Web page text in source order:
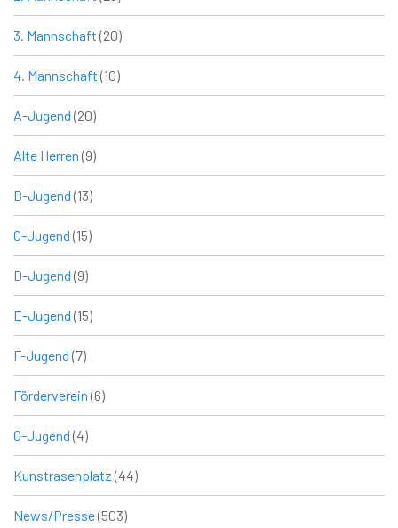
3. Mannschaft (20)
4. Mannschaft (10)
A-Jugend (20)
Alte Herren (9)
B-Jugend (13)
C-Jugend (15)
D-Jugend (9)
E-Jugend (15)
F-Jugend (7)
Förderverein (6)
G-Jugend (4)
Kunstrasenplatz (44)
News/Presse(503)